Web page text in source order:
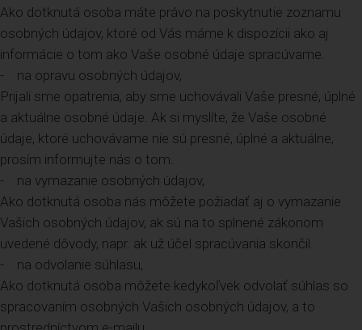
Ako dotknutá osoba máte právo na poskytnutie zoznamu
osobných údajov, ktoré od Vás máme k dispozícii ako aj
informácie o tom ako Vaše osobné údaje spracúvame.
- na opravu osobných údajov,
Prijali sme opatrenia, aby sme uchovávali Vaše presné, úplné
a aktuálne osobné údaje. Ak si myslíte, že Vaše osobné
údaje, ktoré uchovávame nie sú presné, úplné a aktuálne,
prosím informujte nás o tom.
- na vymazanie osobných údajov,
Ako dotknutá osoba nás môžete požiadať aj o vymazanie
Vašich osobných údajov, ak sú na to splnené zákonom
uvedené dôvody, napr. ak už účel spracúvania skončil.
- na odvolanie súhlasu,
Ako dotknutá osoba môžete kedykoľvek odvolať súhlas so
spracovaním osobných Vašich osobných údajov, a to